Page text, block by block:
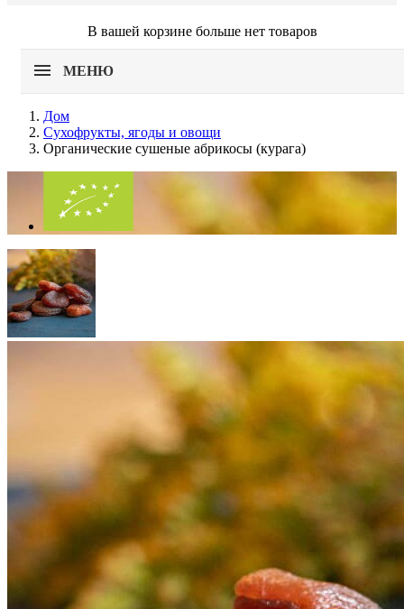
В вашей корзине больше нет товаров
МЕНЮ
Дом
Сухофрукты, ягоды и овощи
Органические сушеные абрикосы (курага)